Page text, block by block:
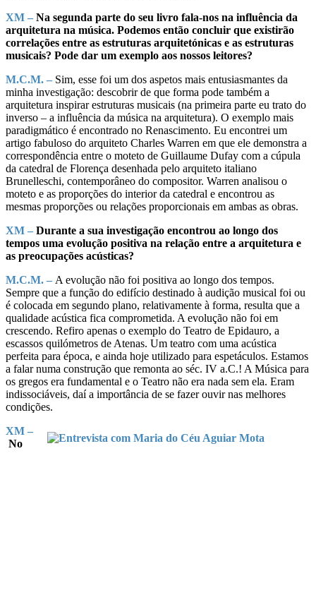
XM – Na segunda parte do seu livro fala-nos na influência da
arquitetura na música. Podemos então concluir que existirão
correlações entre as estruturas arquitetónicas e as estruturas
musicais? Pode dar um exemplo aos nossos leitores?
M.C.M. – Sim, esse foi um dos aspetos mais entusiasmantes da
minha investigação: descobrir de que forma pode também a
arquitetura inspirar estruturas musicais (na primeira parte eu trato do
inverso – a influência da música na arquitetura). O exemplo mais
paradigmático é encontrado no Renascimento. Eu encontrei um
artigo fabuloso do arquiteto Charles Warren em que ele demonstra a
correspondência entre o moteto de Guillaume Dufay com a cúpula
da catedral de Florença desenhada pelo arquiteto italiano
Brunelleschi, contemporâneo do compositor. Warren analisou o
moteto e as proporções do interior da catedral e encontrou as
mesmas proporções ou relações proporcionais em ambas as obras.
XM – Durante a sua investigação encontrou ao longo dos
tempos uma evolução positiva na relação entre a arquitetura e
as preocupações acústicas?
M.C.M. – A evolução não foi positiva ao longo dos tempos.
Sempre que a função do edifício destinado à audição musical foi ou
é colocada em segundo plano, relativamente à forma, resulta que a
qualidade acústica fica comprometida. A evolução não foi em
crescendo. Refiro apenas o exemplo do Teatro de Epidauro, a
escassos quilómetros de Atenas. Um teatro com uma acústica
perfeita para época, e ainda hoje utilizado para espetáculos. Estamos
a falar numa construção que remonta ao séc. IV a.C.! A Música para
os gregos era fundamental e o Teatro não era nada sem ela. Eram
indissociáveis, daí a importância de se fazer ouvir nas melhores
condições.
XM –
No